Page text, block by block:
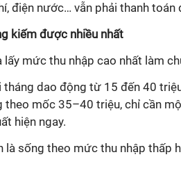
điện nước… vẫn phải thanh toán
kiếm được nhiều nhất
mức thu nhập cao nhất làm
tháng dao động từ 15 đến 40
theo mốc 35–40 triệu, chỉ cần
hiện ngay.
là sống theo mức thu nhập thấp